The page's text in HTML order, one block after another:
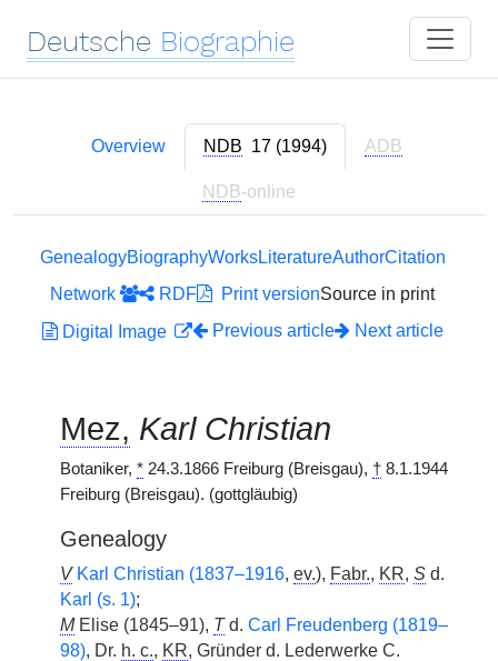
Deutsche Biographie
Overview NDB 17 (1994) ADB
NDB-online
GenealogyBiographyWorksLiteratureAuthorCitation
Network
RDF Print versionSource in print
Digital Image
Previous article Next article
Mez, Karl Christian
Botaniker, * 24.3.1866 Freiburg (Breisgau), † 8.1.1944
Freiburg (Breisgau). (gottgläubig)
Genealogy
V Karl Christian (1837–1916, ev.), Fabr., KR, S d.
Karl (s. 1);
MElise (1845–91), Td. Carl Freudenberg (1819–
98), Dr. h. c., KR, Gründer d. Lederwerke C.